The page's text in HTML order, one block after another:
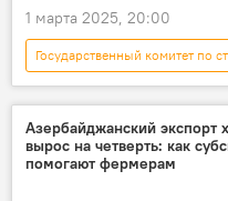
1 марта 2025, 20:00
Государственный комитет по
МУЛЬТИМЕДИА
Общество
Зарплата
Азербайджанский экспорт
вырос на четверть: как
помогают фермерам